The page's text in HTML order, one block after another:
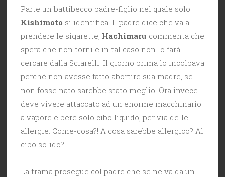
Parte un battibecco padre-figlio nel quale solo
Kishimoto si identifica. Il padre dice che va a
prendere le sigarette, Hachimaru commenta che
spera che non torni e in tal caso non lo farà
cercare dalla Sciarelli. Il giorno prima lo incolpava
perché non avesse fatto abortire sua madre, se
non fosse nato sarebbe stato meglio. Ora invece
deve vivere attaccato ad un enorme macchinario
a vapore e bere solo cibo liquido, per via delle
allergie. Come-cosa?! A cosa sarebbe allergico? Al
cibo solido?!
La trama prosegue col padre che se ne va da un